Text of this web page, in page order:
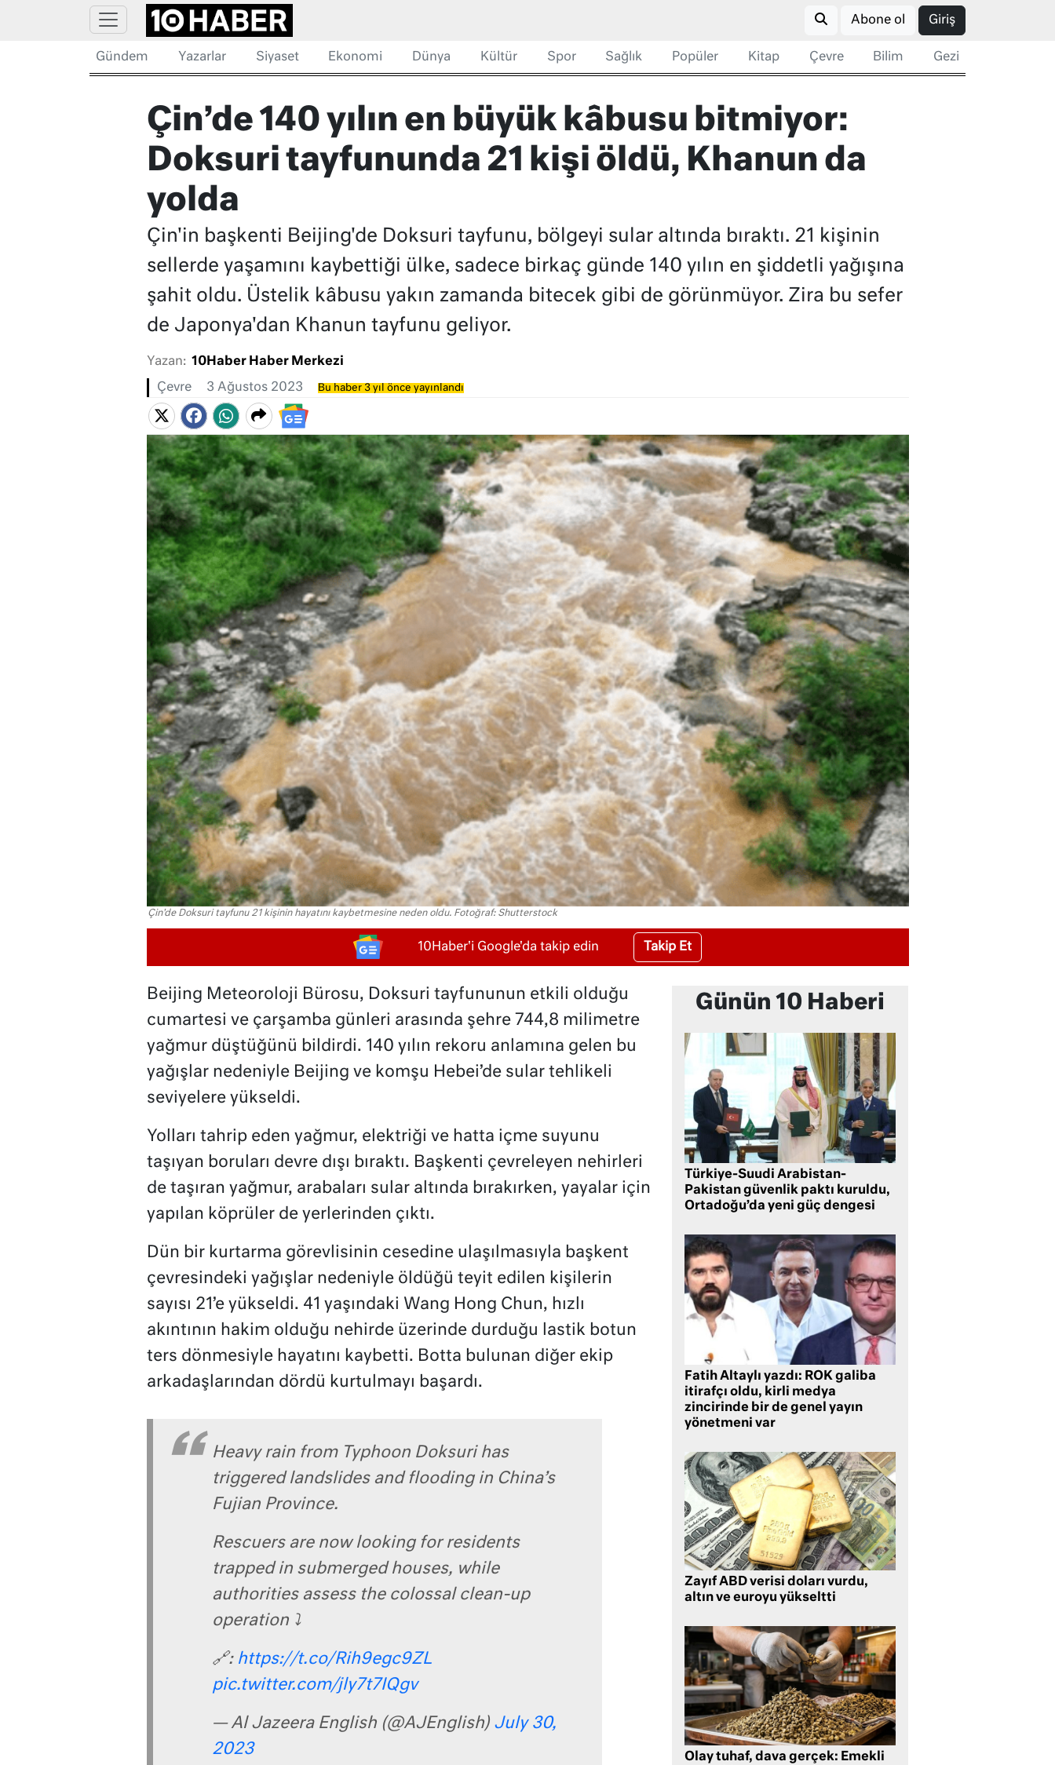
Abone ol Giriş
Gündem Yazarlar Siyaset Ekonomi Dünya Kültür Spor Sağlık Popüler Kitap Çevre Bilim Gezi
Çin’de 140 yılın en büyük kâbusu bitmiyor:
Doksuri tayfununda 21 kişi öldü, Khanun da
yolda
Çin'in başkenti Beijing'de Doksuri tayfunu, bölgeyi sular altında bıraktı. 21 kişinin
sellerde yaşamını kaybettiği ülke, sadece birkaç günde 140 yılın en şiddetli yağışına
şahit oldu. Üstelik kâbusu yakın zamanda bitecek gibi de görünmüyor. Zira bu sefer
de Japonya'dan Khanun tayfunu geliyor.
Yazan: 10Haber Haber Merkezi
Çevre 3 Ağustos 2023 Bu haber 3 yıl önce yayınlandı
Çin'de Doksuri tayfunu 21 kişinin hayatını kaybetmesine neden oldu. Fotoğraf: Shutterstock
10Haber'i Google'da takip edin Takip Et
Beijing Meteoroloji Bürosu, Doksuri tayfununun etkili olduğu
cumartesi ve çarşamba günleri arasında şehre 744,8 milimetre
yağmur düştüğünü bildirdi. 140 yılın rekoru anlamına gelen bu
yağışlar nedeniyle Beijing ve komşu Hebei’de sular tehlikeli
seviyelere yükseldi.
Yolları tahrip eden yağmur, elektriği ve hatta içme suyunu
taşıyan boruları devre dışı bıraktı. Başkenti çevreleyen nehirleri
de taşıran yağmur, arabaları sular altında bırakırken, yayalar için
yapılan köprüler de yerlerinden çıktı.
Dün bir kurtarma görevlisinin cesedine ulaşılmasıyla başkent
çevresindeki yağışlar nedeniyle öldüğü teyit edilen kişilerin
sayısı 21’e yükseldi. 41 yaşındaki Wang Hong Chun, hızlı
akıntının hakim olduğu nehirde üzerinde durduğu lastik botun
ters dönmesiyle hayatını kaybetti. Botta bulunan diğer ekip
arkadaşlarından dördü kurtulmayı başardı.
Heavy rain from Typhoon Doksuri has
triggered landslides and flooding in China’s
Fujian Province.
Rescuers are now looking for residents
trapped in submerged houses, while
authorities assess the colossal clean-up
operation ⤵️
🔗: https://t.co/Rih9egc9ZL
pic.twitter.com/jly7t7IQgv
— Al Jazeera English (@AJEnglish) July 30,
2023
Günün 10 Haberi
Türkiye-Suudi Arabistan-
Pakistan güvenlik paktı kuruldu,
Ortadoğu’da yeni güç dengesi
Fatih Altaylı yazdı: ROK galiba
itirafçı oldu, kirli medya
zincirinde bir de genel yayın
yönetmeni var
Zayıf ABD verisi doları vurdu,
altın ve euroyu yükseltti
Olay tuhaf, dava gerçek: Emekli